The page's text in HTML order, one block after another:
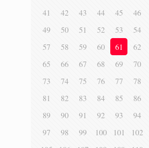
41
42 43 44 45 46
49
50 51 52 53 54
57
58 59 60 61 62
65
66 67 68 69 70
73
74 75 76 77 78
81
82 83 84 85 86
89
90 91 92 93 94
97
98 99 100 101 102